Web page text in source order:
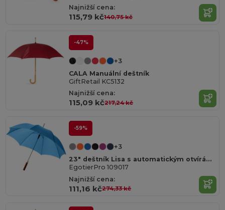
Najnižší cena:
115,79 kč140,75 kč
-47%
+3
CALA Manuální deštník
GiftRetail KC5132
Najnižší cena:
115,09 kč217,24 kč
-59%
+3
23" deštník Lisa s automatickým otvíráním a dřevěnou rukojetí
EgotierPro 109017
Najnižší cena:
111,16 kč274,33 kč